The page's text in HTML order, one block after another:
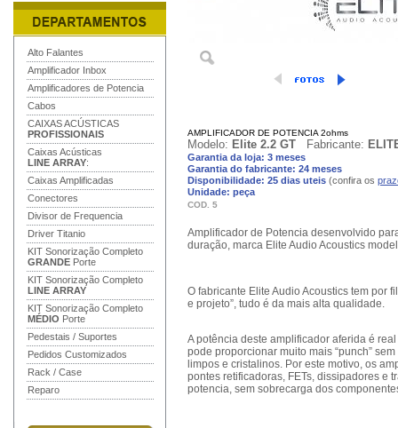
Alto Falantes
Amplificador Inbox
Amplificadores de Potencia
Cabos
CAIXAS ACÚSTICAS
PROFISSIONAIS
Caixas Acústicas
LINE ARRAY:
Caixas Amplificadas
Conectores
Divisor de Frequencia
Driver Titanio
KIT Sonorização Completo
GRANDE Porte
KIT Sonorização Completo
LINE ARRAY
KIT Sonorização Completo
MÉDIO Porte
Pedestais / Suportes
Pedidos Customizados
Rack / Case
Reparo
AMPLIFICADOR DE POTENCIA 2ohms
Modelo: Elite 2.2 GT Fabricante:
Garantia da loja: 3 meses
Garantia do fabricante: 24 meses
Disponibilidade: 25 dias uteis (confira os
Unidade: peça
COD. 5
Amplificador de Potencia desenvolvido
duração, marca Elite Audio Acoustics
O fabricante Elite Audio Acoustics tem por
e projeto”, tudo é da mais alta qualidade.
A potência deste amplificador aferida é
pode proporcionar muito mais “punch”
limpos e cristalinos. Por este motivo, os
pontes retificadoras, FETs, dissipadores e
potencia, sem sobrecarga dos